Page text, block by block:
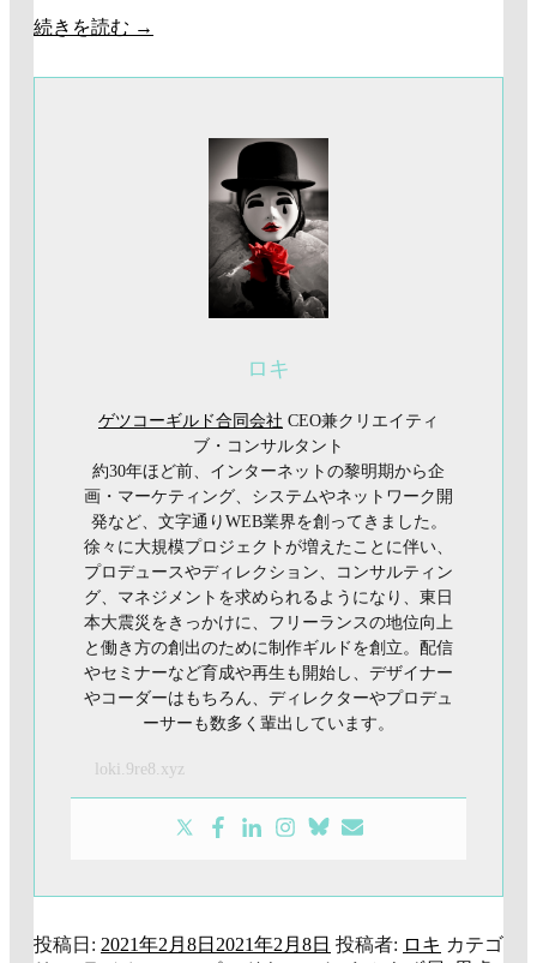
続きを読む →
ロキ
ゲツコーギルド合同会社 CEO兼クリエイティ
ブ・コンサルタント
約30年ほど前、インターネットの黎明期から企
画・マーケティング、システムやネットワーク開
発など、文字通りWEB業界を創ってきました。
徐々に大規模プロジェクトが増えたことに伴い、
プロデュースやディレクション、コンサルティン
グ、マネジメントを求められるようになり、東日
本大震災をきっかけに、フリーランスの地位向上
と働き方の創出のために制作ギルドを創立。配信
やセミナーなど育成や再生も開始し、デザイナー
やコーダーはもちろん、ディレクターやプロデュ
ーサーも数多く輩出しています。
loki.9re8.xyz
投稿日: 2021年2月8日 2021年2月8日 投稿者: ロキ カテゴ